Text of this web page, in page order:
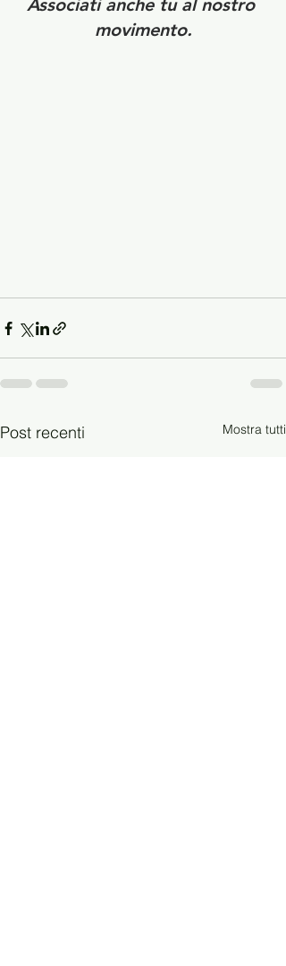
Associati anche tu al nostro
movimento.
Post recenti Mostra tutti